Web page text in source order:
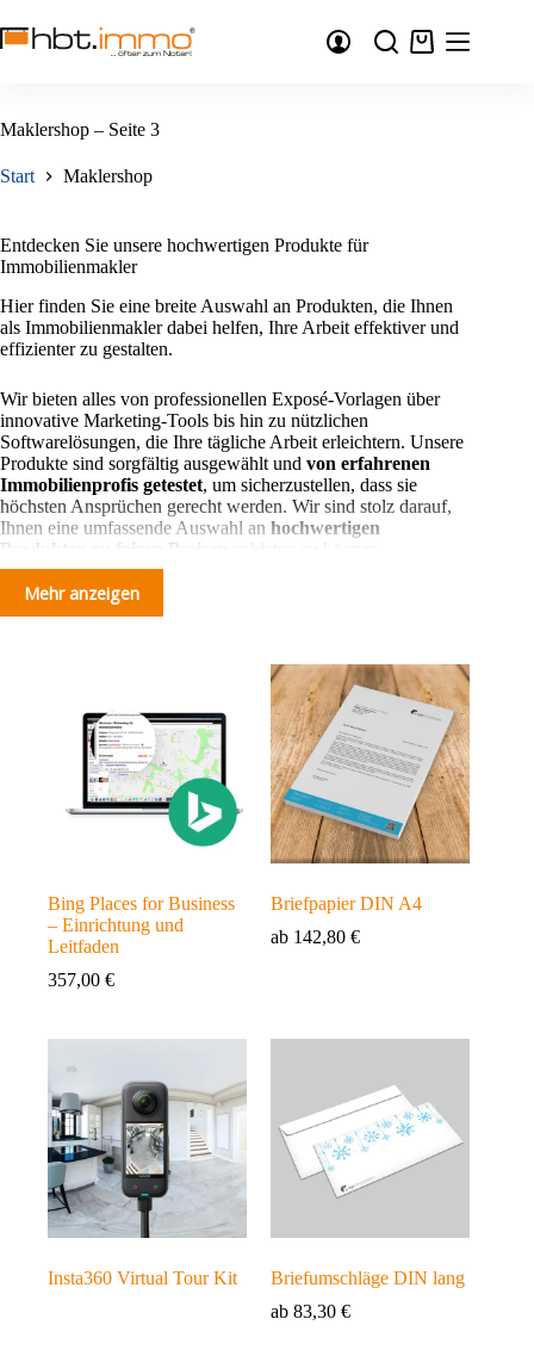
Inhalt
springen
Warenkorb
Maklershop – Seite 3
Start Maklershop
Entdecken Sie unsere hochwertigen Produkte für
Immobilienmakler
Hier finden Sie eine breite Auswahl an Produkten, die Ihnen
als Immobilienmakler dabei helfen, Ihre Arbeit effektiver und
effizienter zu gestalten.
Wir bieten alles von professionellen Exposé-Vorlagen über
innovative Marketing-Tools bis hin zu nützlichen
Softwarelösungen, die Ihre tägliche Arbeit erleichtern. Unsere
Produkte sind sorgfältig ausgewählt und von erfahrenen
Immobilienprofis getestet, um sicherzustellen, dass sie
höchsten Ansprüchen gerecht werden. Wir sind stolz darauf,
Ihnen eine umfassende Auswahl an hochwertigen
Produkten zu fairen Preisen
anbieten zu können.
Schauen Sie sich um und entdecken Sie, wie wir Ihnen helfen
können, Ihre Immobilienverkäufe zu steigern und Ihre
Mehr anzeigen
Bing Places for Business
– Einrichtung und
Leitfaden
357,00 €
Briefpapier DIN A4
ab 142,80€
Insta360 Virtual Tour Kit
Briefumschläge DIN lang
ab83,30€